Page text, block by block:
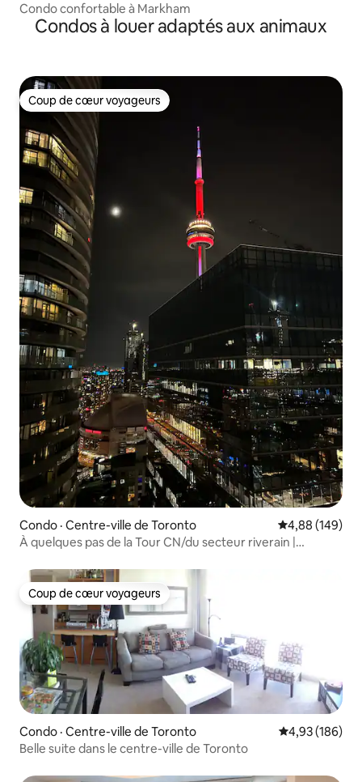
Condo confortable à Markham
Condos à louer adaptés aux animaux
Coup de cœur voyageurs
Coup de cœur voyageurs
Condo · Centre-ville de Toronto Note
4,88 (149)
À quelques pas de la Tour CN/du secteur riverain |
Coup de cœur voyageurs
Coup de cœur voyageurs
Condo · Centre-ville de Toronto Note
4,93 (186)
Belle suite dans le centre-ville de Toronto